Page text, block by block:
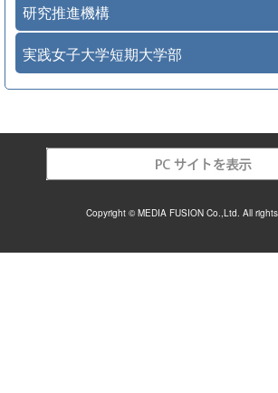
研究推進機構
実践女子大学短期大学部
Copyright © MEDIA FUSION Co.,Ltd. All